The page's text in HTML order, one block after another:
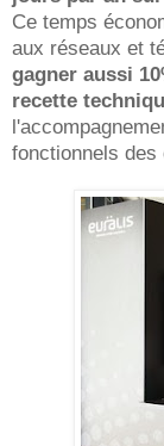
Ce temps
aux réseaux et
gagner aussi
recette
fonctionnels des